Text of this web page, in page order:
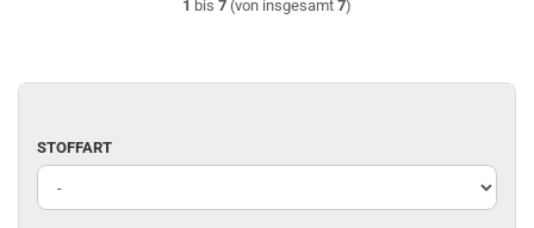
1 bis 7 (von insgesamt 7)
STOFFART
STOFFART